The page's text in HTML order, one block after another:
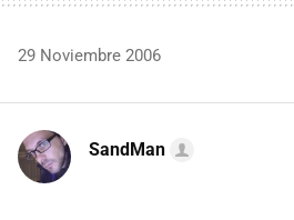
29 Noviembre 2006
SandMan